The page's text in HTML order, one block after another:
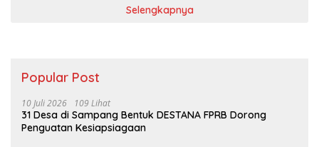
Selengkapnya
Popular Post
10 Juli 2026 109 Lihat
31 Desa di Sampang Bentuk DESTANA FPRB Dorong
Penguatan Kesiapsiagaan